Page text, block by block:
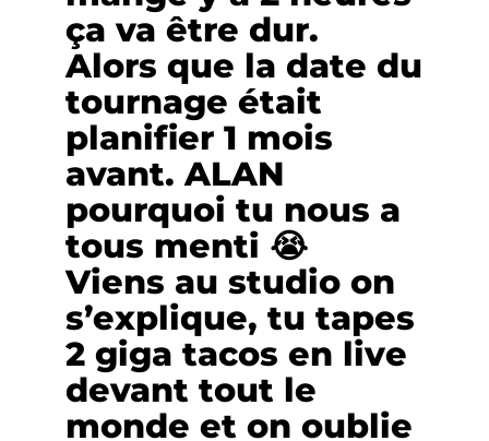
ça va être dur.
Alors que la date du
tournage était
planifier 1 mois
avant. ALAN
pourquoi tu nous a
tous menti 😭
Viens au studio on
s’explique, tu tapes
2 giga tacos en live
devant tout le
monde et on oublie